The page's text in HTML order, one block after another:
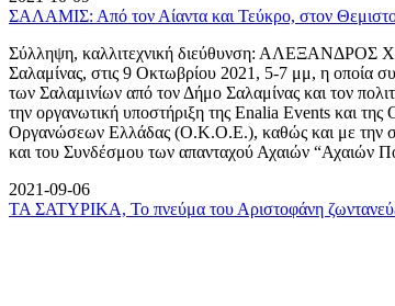
ΣΑΛΑΜΙΣ: Από τον Αίαντα και Τεύκρο, στον
Σύλληψη, καλλιτεχνική διεύθυνση: ΑΛΕΞΑΝΔΡΟΣ
Σαλαμίνας, στις 9 Οκτωβρίου 2021, 5-7 μμ, η οποία
των Σαλαμινίων από τον Δήμο Σαλαμίνας και τον
την οργανωτική υποστήριξη της Enalia Events και
Οργανώσεων Ελλάδας (Ο.Κ.Ο.Ε.), καθώς και με την
και του Συνδέσμου των απανταχού Αχαιών “Αχαιών
2021-09-06
ΤΑ ΣΑΤΥΡΙΚΑ, Το πνεύμα του Αριστοφάνη